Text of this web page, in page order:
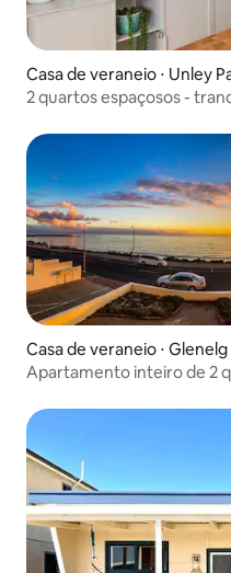
Casa de veraneio ⋅ Unley
2 quartos espaçosos -
Casa de veraneio ⋅
Apartamento inteiro de 2